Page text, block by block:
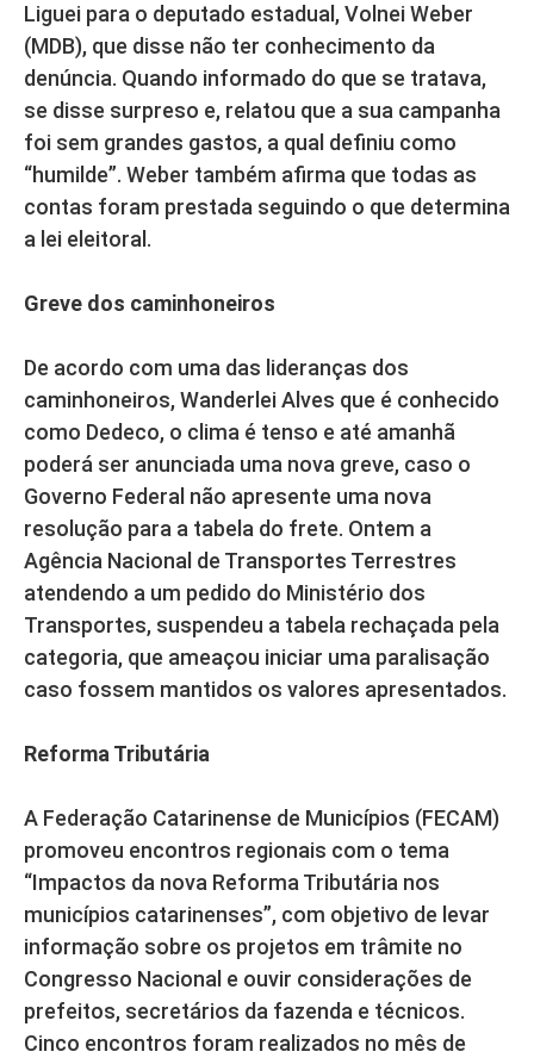
Liguei para o deputado estadual, Volnei Weber
(MDB), que disse não ter conhecimento da
denúncia. Quando informado do que se tratava,
se disse surpreso e, relatou que a sua campanha
foi sem grandes gastos, a qual definiu como
“humilde”. Weber também afirma que todas as
contas foram prestada seguindo o que determina
a lei eleitoral.
Greve dos caminhoneiros
De acordo com uma das lideranças dos
caminhoneiros, Wanderlei Alves que é conhecido
como Dedeco, o clima é tenso e até amanhã
poderá ser anunciada uma nova greve, caso o
Governo Federal não apresente uma nova
resolução para a tabela do frete. Ontem a
Agência Nacional de Transportes Terrestres
atendendo a um pedido do Ministério dos
Transportes, suspendeu a tabela rechaçada pela
categoria, que ameaçou iniciar uma paralisação
caso fossem mantidos os valores apresentados.
Reforma Tributária
A Federação Catarinense de Municípios (FECAM)
promoveu encontros regionais com o tema
“Impactos da nova Reforma Tributária nos
municípios catarinenses”, com objetivo de levar
informação sobre os projetos em trâmite no
Congresso Nacional e ouvir considerações de
prefeitos, secretários da fazenda e técnicos.
Cinco encontros foram realizados no mês de